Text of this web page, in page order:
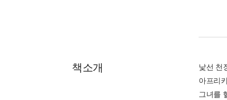
책소개
낯선 천
아프리
그녀를